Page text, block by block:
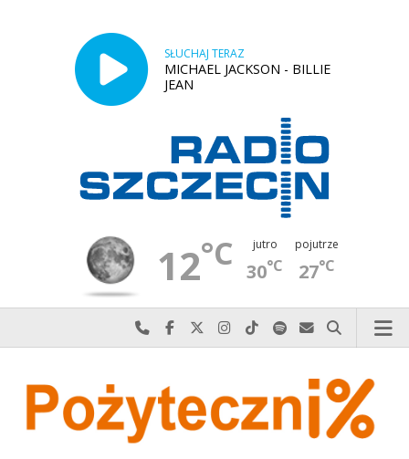
SŁUCHAJ TERAZ
MICHAEL JACKSON - BILLIE
JEAN
12°C jutro
30°C
pojutrze
27°C
Najlepiej po prostu do nas zadzwoń
Odwiedź nas na Facebook-u
Odwiedź nas na X
Odwiedź nas na Instagram-ie
Odwiedź nas na TikTok-u
Szukaj nas na Spotify
Wyślij do nas
Szukaj